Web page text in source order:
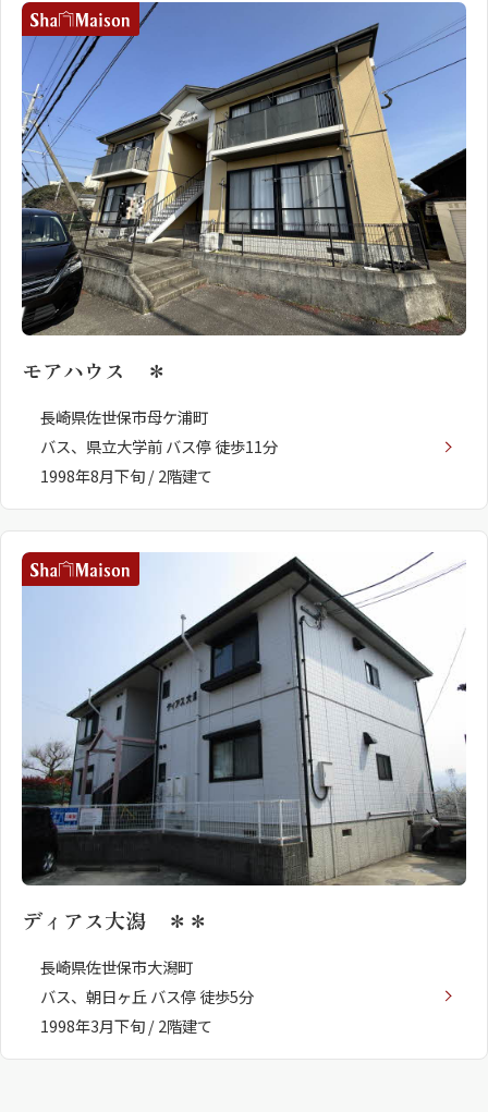
モアハウス ＊
長崎県佐世保市母ケ浦町
バス、県立大学前 バス停 徒歩11分
1998年8月下旬 / 2階建て
ディアス大潟 ＊＊
長崎県佐世保市大潟町
バス、朝日ヶ丘 バス停 徒歩5分
1998年3月下旬 / 2階建て